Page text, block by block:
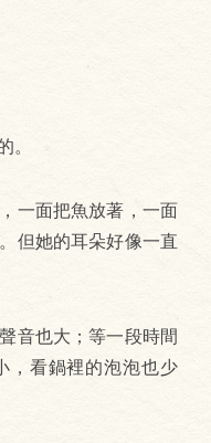
一面把魚放著，一面
但她的耳朵好像一直
音也大；等一段時間
，看鍋裡的泡泡也少